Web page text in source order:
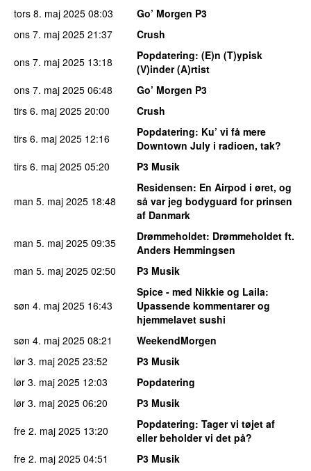
tors 8. maj 2025 08:03
Go’ Morgen P3
ons 7. maj 2025 21:37
Crush
ons 7. maj 2025 13:18 Popdatering: (E)n (T)ypisk
(V)inder (A)rtist
ons 7. maj 2025 06:48
Go’ Morgen P3
tirs 6. maj 2025 20:00
Crush
tirs 6. maj 2025 12:16 Popdatering: Ku’ vi få mere
Downtown July i radioen, tak?
tirs 6. maj 2025 05:20 P3 Musik
man 5. maj 2025 18:48
Residensen: En Airpod i øret, og
så var jeg bodyguard for prinsen
af Danmark
man 5. maj 2025 09:35 Drømmeholdet: Drømmeholdet ft.
Anders Hemmingsen
man 5. maj 2025 02:50 P3 Musik
søn 4. maj 2025 16:43
Spice - med Nikkie og Laila:
Upassende kommentarer og
hjemmelavet sushi
søn 4. maj 2025 08:21
WeekendMorgen
lør 3. maj 2025 23:52
P3 Musik
lør 3. maj 2025 12:03
Popdatering
lør 3. maj 2025 06:20
P3 Musik
fre 2. maj 2025 13:20 Popdatering: Tager vi tøjet af
eller beholder vi det på?
fre 2. maj 2025 04:51
P3 Musik